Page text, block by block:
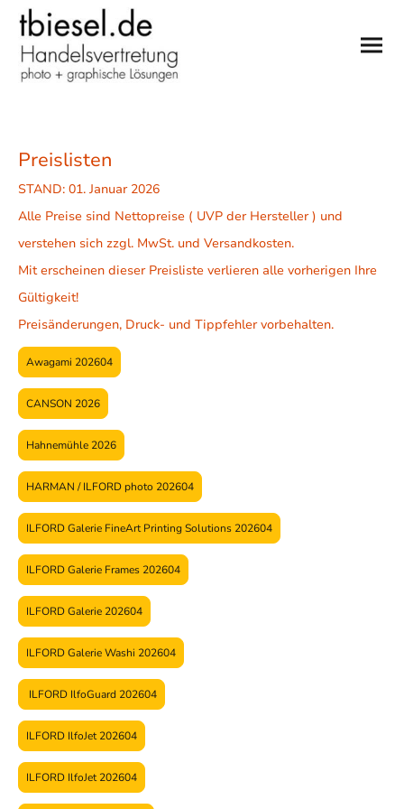
Preislisten
STAND: 01. Januar 2026
Alle Preise sind Nettopreise ( UVP der Hersteller ) und
verstehen sich zzgl. MwSt. und Versandkosten.
Mit erscheinen dieser Preisliste verlieren alle vorherigen Ihre
Gültigkeit!
Preisänderungen, Druck- und Tippfehler vorbehalten.
CANSON 2026
Awagami 202604
Hahnemühle 2026
HARMAN / ILFORD photo 202604
ILFORD Galerie FineArt Printing Solutions 202604
ILFORD Galerie Frames 202604
ILFORD Galerie 202604
ILFORD Galerie Washi 202604
ILFORD IlfoGuard 202604
ILFORD IlfoJet 202604
ILFORD IlfoJet 202604